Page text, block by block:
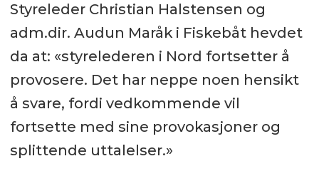
Styreleder Christian Halstensen og
adm.dir. Audun Maråk i Fiskebåt hevdet
da at: «styrelederen i Nord fortsetter å
provosere. Det har neppe noen hensikt
å svare, fordi vedkommende vil
fortsette med sine provokasjoner og
splittende uttalelser.»